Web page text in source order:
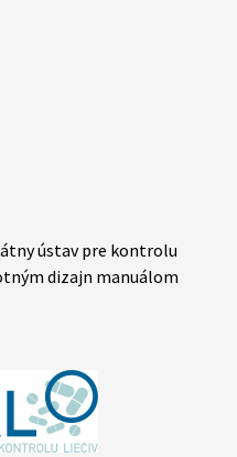
ústav pre kontrolu
dizajn manuálom